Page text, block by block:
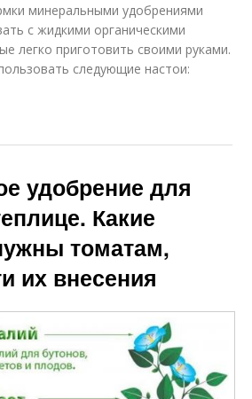
минеральными удобрениями
с жидкими органическими
легко приготовить своими руками.
следующие настои:
удобрение для
Какие
томатам,
их внесения